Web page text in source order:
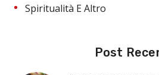
Spiritualità E Altro
Post